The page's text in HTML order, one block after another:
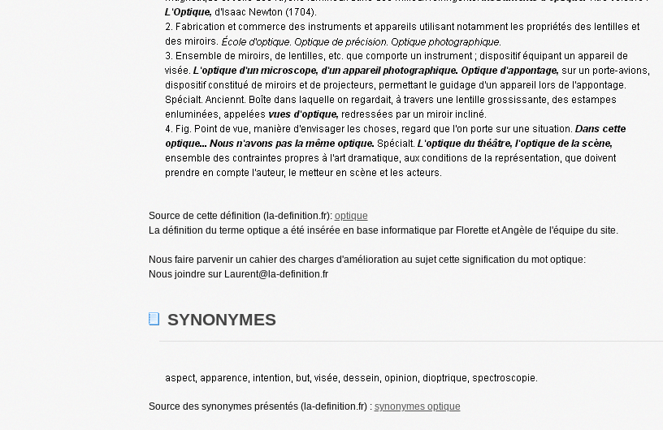
Source de cette définition (la-definition.fr): optique
La définition du terme optique a été insérée en base informatique par Florette et Angèle de l'équipe du site.
Nous faire parvenir un cahier des charges d'amélioration au sujet cette signification du mot optique:
Nous joindre sur Laurent@la-definition.fr
SYNONYMES
Source des synonymes présentés (la-definition.fr) : synonymes optique